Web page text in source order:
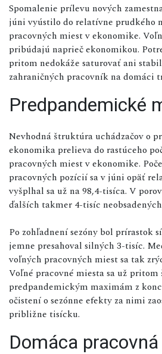
Spomalenie prílevu nových
júni vyústilo do relatívne prudkého
pracovných miest v ekonomike.
pribúdajú naprieč ekonomikou.
pritom nedokáže saturovať ani
zahraničných pracovník na domáci
Predpandemické
Nevhodná štruktúra uchádzačov o
ekonomika prelieva do rastúceho
pracovných miest v ekonomike.
pracovných pozícií sa v júni opäť
vyšplhal sa už na 98,4-tisíca. V
ďalších takmer 4-tisíc
Po zohľadnení sezóny bol prírastok
jemne presahoval silných 3-tisíc.
voľných pracovných miest sa tak
Voľné pracovné miesta sa už
predpandemickým maximám z
očistení o sezónne efekty za nimi
približne tisícku.
Domáca